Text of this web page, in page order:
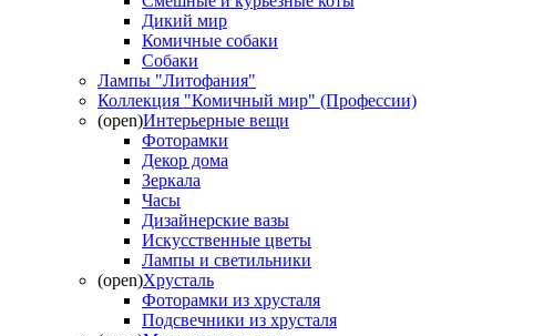
Дикий мир
Комичные собаки
Собаки
Лампы "Литофания"
Коллекция "Комичный мир" (Профессии)
(open)Интерьерные вещи
Фоторамки
Декор дома
Зеркала
Часы
Дизайнерские вазы
Искусственные цветы
Лампы и светильники
(open)Хрусталь
Фоторамки из хрусталя
Подсвечники из хрусталя